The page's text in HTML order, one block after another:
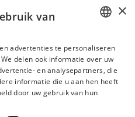
GERMAN
FRENCH
×
van
advertenties te personaliseren
delen ook informatie over uw
en analysepartners, die
informatie die u aan hen heeft
door uw gebruik van hun